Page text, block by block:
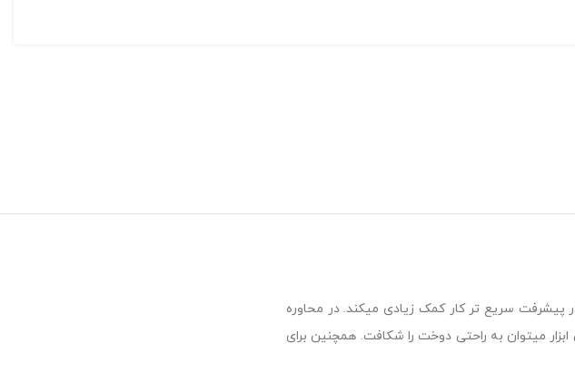
سریع تر کار کمک زیادی میکند. در محاوره
میتوان به راحتی دوخت را شکافت. همچنین برای